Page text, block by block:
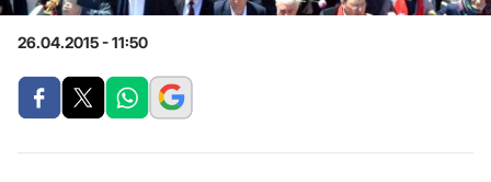
26.04.2015 - 11:50